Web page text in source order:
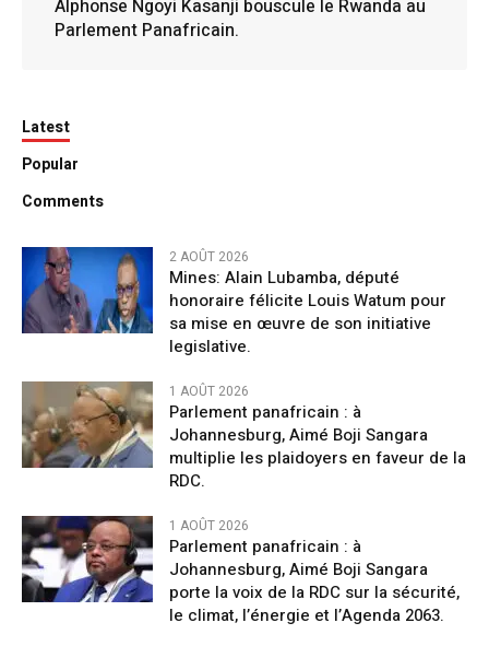
Alphonse Ngoyi Kasanji bouscule le Rwanda au
Parlement Panafricain.
Latest
Popular
Comments
2 AOÛT 2026
Mines: Alain Lubamba, député
honoraire félicite Louis Watum pour
sa mise en œuvre de son initiative
legislative.
1 AOÛT 2026
Parlement panafricain : à
Johannesburg, Aimé Boji Sangara
multiplie les plaidoyers en faveur de la
RDC.
1 AOÛT 2026
Parlement panafricain : à
Johannesburg, Aimé Boji Sangara
porte la voix de la RDC sur la sécurité,
le climat, l’énergie et l’Agenda 2063.